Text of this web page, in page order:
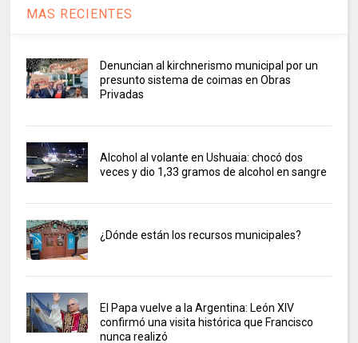
MAS RECIENTES
Denuncian al kirchnerismo municipal por un
presunto sistema de coimas en Obras
Privadas
Alcohol al volante en Ushuaia: chocó dos
veces y dio 1,33 gramos de alcohol en sangre
¿Dónde están los recursos municipales?
El Papa vuelve a la Argentina: León XIV
confirmó una visita histórica que Francisco
nunca realizó